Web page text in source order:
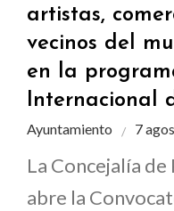
artistas,
vecinos del
en la
Internacional
Ayuntamiento 7
La Concejalía
abre la